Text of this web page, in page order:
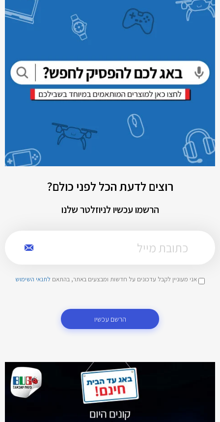
רוצים לדעת הכל לפני כולם?
הרשמו עכשיו לניוזלטר שלנו
אני מעוניין לקבל עדכונים על חדשות ומבצעים באתר, בהתאם לתנאי השימוש
הרשם עכשיו